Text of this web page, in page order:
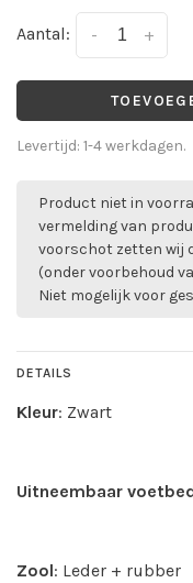
Aantal: +
-
Levertijd: 1-4 werkdagen.
Product niet in
vermelding van
voorschot zetten wij
(onder voorbehoud
Niet mogelijk voor
DETAILS
Kleur: Zwart
Uitneembaar
Zool: Leder + rubber